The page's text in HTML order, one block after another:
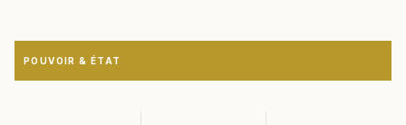
POUVOIR & ÉTAT